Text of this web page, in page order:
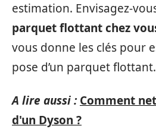
estimation. Envisagez-
parquet flottant chez
vous donne les clés pour
pose d’un parquet flottant.
A lire aussi : Comment
d'un Dyson ?